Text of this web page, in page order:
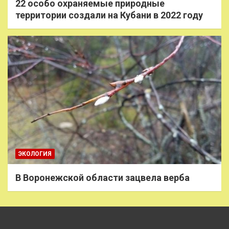
22 особо охраняемые природные
территории создали на Кубани в 2022 году
ЭКОЛОГИЯ
В Воронежской области зацвела верба